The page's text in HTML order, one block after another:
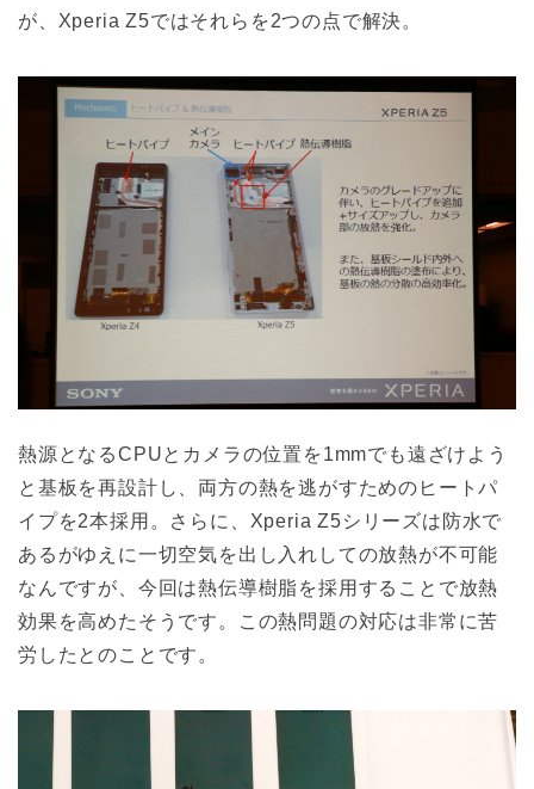
が、Xperia Z5ではそれらを2つの点で解決。
熱源となるCPUとカメラの位置を1mmでも遠ざけよう
と基板を再設計し、両方の熱を逃がすためのヒートパ
イプを2本採用。さらに、Xperia Z5シリーズは防水で
あるがゆえに一切空気を出し入れしての放熱が不可能
なんですが、今回は熱伝導樹脂を採用することで放熱
効果を高めたそうです。この熱問題の対応は非常に苦
労したとのことです。